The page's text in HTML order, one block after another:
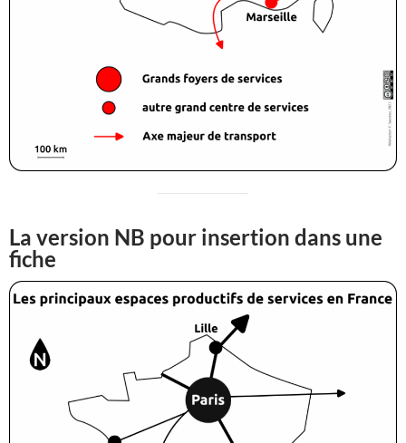
La version NB pour insertion dans une
fiche